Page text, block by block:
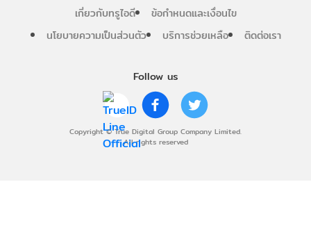
Follow us
Copyright © True Digital Group Company Limited.
All rights reserved
เกี่ยวกับทรูไอดี
ข้อกำหนดและเงื่อนไข
นโยบายความเป็นส่วนตัว
บริการช่วยเหลือ ติดต่อเรา